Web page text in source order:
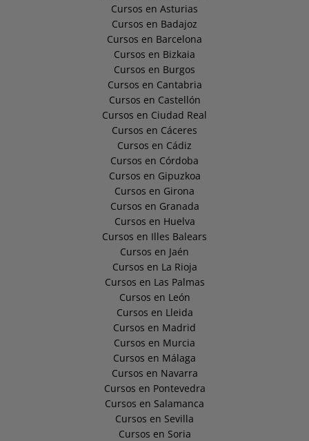
Cursos en Asturias
Cursos en Badajoz
Cursos en Barcelona
Cursos en Bizkaia
Cursos en Burgos
Cursos en Cantabria
Cursos en Castellón
Cursos en Ciudad Real
Cursos en Cáceres
Cursos en Cádiz
Cursos en Córdoba
Cursos en Gipuzkoa
Cursos en Girona
Cursos en Granada
Cursos en Huelva
Cursos en Illes Balears
Cursos en Jaén
Cursos en La Rioja
Cursos en Las Palmas
Cursos en León
Cursos en Lleida
Cursos en Madrid
Cursos en Murcia
Cursos en Málaga
Cursos en Navarra
Cursos en Pontevedra
Cursos en Salamanca
Cursos en Sevilla
Cursos en Soria